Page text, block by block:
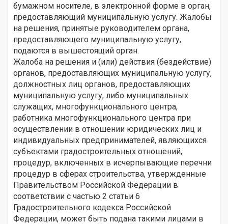
бумажном носителе, в электронной форме в орган,
предоставляющий муниципальную услугу. Жалобы
на решения, принятые руководителем органа,
предоставляющего муниципальную услугу,
подаются в вышестоящий орган.
Жалоба на решения и (или) действия (бездействие)
органов, предоставляющих муниципальную услугу,
должностных лиц органов, предоставляющих
муниципальную услугу, либо муниципальных
служащих, многофункционального центра,
работника многофункционального центра при
осуществлении в отношении юридических лиц и
индивидуальных предпринимателей, являющихся
субъектами градостроительных отношений,
процедур, включенных в исчерпывающие перечни
процедур в сферах строительства, утвержденные
Правительством Российской Федерации в
соответствии с частью 2 статьи 6
Градостроительного кодекса Российской
Федерации, может быть подана такими лицами в